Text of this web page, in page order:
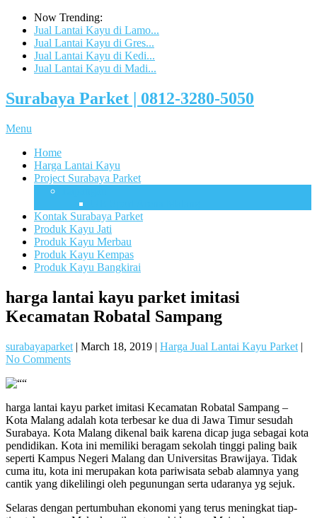
Now Trending:
Jual Lantai Kayu di Lamo...
Jual Lantai Kayu di Gres...
Jual Lantai Kayu di Kedi...
Jual Lantai Kayu di Madi...
Surabaya Parket | 0812-3280-5050
Menu
Home
Harga Lantai Kayu
Project Surabaya Parket
Kontak Surabaya Parket
Produk Kayu Jati
Produk Kayu Merbau
Produk Kayu Kempas
Produk Kayu Bangkirai
harga lantai kayu parket imitasi
Kecamatan Robatal Sampang
surabayaparket | March 18, 2019 | Harga Jual Lantai Kayu Parket |
No Comments
harga lantai kayu parket imitasi Kecamatan Robatal Sampang –
Kota Malang adalah kota terbesar ke dua di Jawa Timur sesudah
Surabaya. Kota Malang dikenal baik karena dicap juga sebagai kota
pendidikan. Kota ini memiliki beragam sekolah tinggi paling baik
seperti Kampus Negeri Malang dan Universitas Brawijaya. Tidak
cuma itu, kota ini merupakan kota pariwisata sebab alamnya yang
cantik yang dikelilingi oleh pegunungan serta udaranya yg sejuk.
Selaras dengan pertumbuhan ekonomi yang terus meningkat tiap-